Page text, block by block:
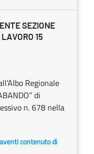
SEZIONE
15
Regionale
di
n. 678 nella
contenuto di